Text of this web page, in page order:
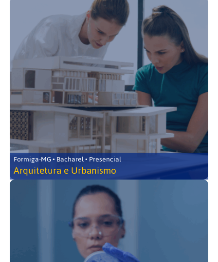
Formiga-MG • Bacharel • Presencial
Arquitetura e Urbanismo